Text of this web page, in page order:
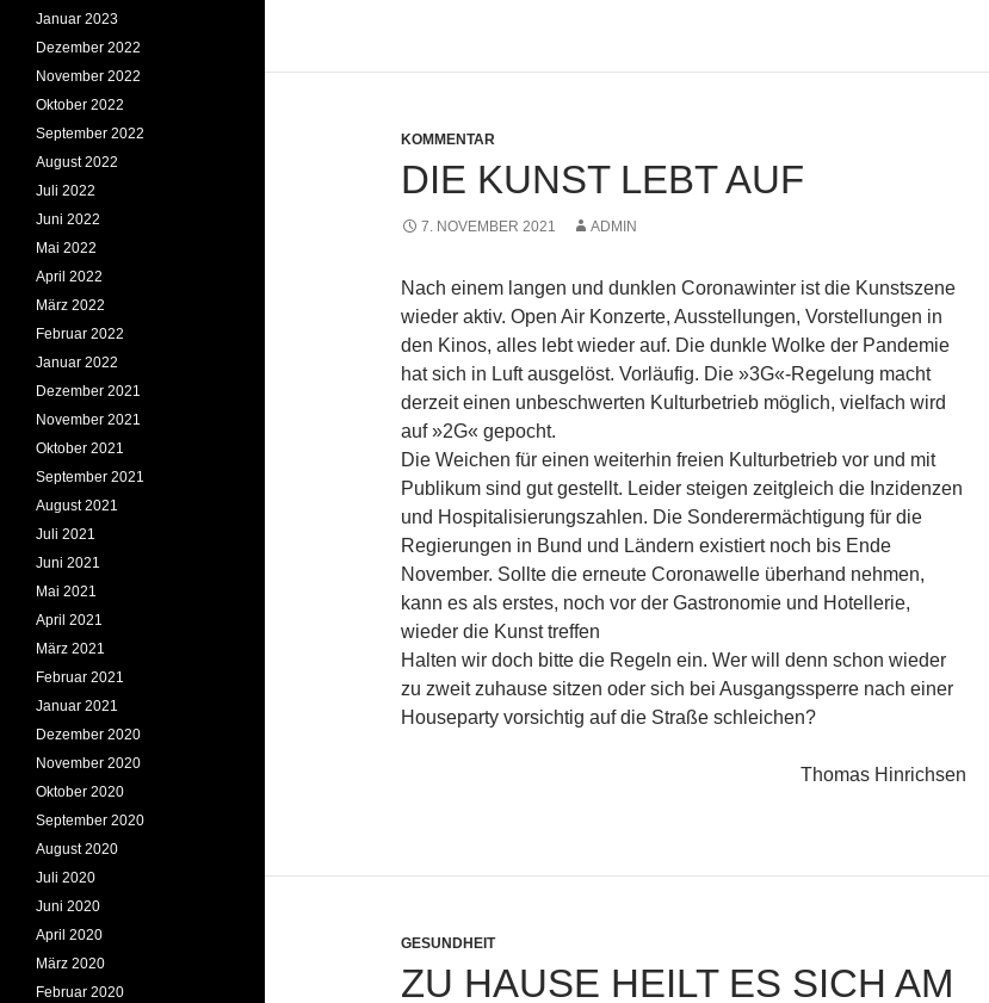
KOMMENTAR
DIE KUNST LEBT AUF
7. NOVEMBER 2021 ADMIN
Nach einem langen und dunklen Coronawinter ist die Kunst­szene
wieder aktiv. Open Air Konzerte, Ausstellungen, Vorstellungen in
den Kinos, alles lebt wieder auf. Die dunkle Wolke der Pandemie
hat sich in Luft ausgelöst. Vorläufig. Die »3G«-Regelung macht
derzeit einen unbeschwerten Kulturbetrieb möglich, vielfach wird
auf »2G« gepocht.
Die Weichen für einen weiterhin freien Kulturbetrieb vor und mit
Publikum sind gut gestellt. Leider steigen zeitgleich die Inzidenzen
und Hospitalisierungszahlen. Die Sonderermächtigung für die
Regierungen in Bund und Ländern existiert noch bis Ende
November. Sollte die erneute Coronawelle überhand nehmen,
kann es als erstes, noch vor der Gastronomie und Hotellerie,
wieder die Kunst treffen
Halten wir doch bitte die Regeln ein. Wer will denn schon wieder
zu zweit zuhause sitzen oder sich bei Ausgangssperre nach einer
Houseparty vorsichtig auf die Straße schleichen?
Thomas Hinrichsen
GESUNDHEIT
ZU HAUSE HEILT ES SICH AM
Januar 2023
Dezember 2022
November 2022
Oktober 2022
September 2022
August 2022
Juli 2022
Juni 2022
Mai 2022
April 2022
März 2022
Februar 2022
Januar 2022
Dezember 2021
November 2021
Oktober 2021
September 2021
August 2021
Juli 2021
Juni 2021
Mai 2021
April 2021
März 2021
Februar 2021
Januar 2021
Dezember 2020
November 2020
Oktober 2020
September 2020
August 2020
Juli 2020
Juni 2020
April 2020
März 2020
Februar 2020